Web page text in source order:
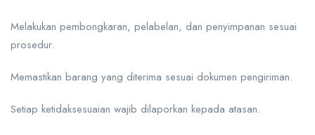
Melakukan pembongkaran, pelabelan, dan penyimpanan sesuai
prosedur.
Memastikan barang yang diterima sesuai dokumen pengiriman.
Setiap ketidaksesuaian wajib dilaporkan kepada atasan.